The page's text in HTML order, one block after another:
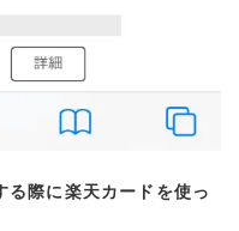
る際に楽天カードを使っ